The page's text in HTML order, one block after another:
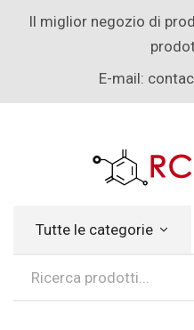
Il miglior negozio di
E-mail:
Tutte le categorie